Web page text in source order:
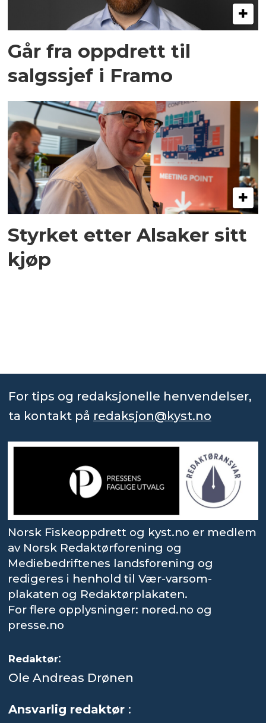
Går fra oppdrett til
salgssjef i Framo
Styrket etter Alsaker sitt
kjøp
For tips og redaksjonelle henvendelser,
ta kontakt på redaksjon@kyst.no
Norsk Fiskeoppdrett og kyst.no er medlem
av Norsk Redaktørforening og
Mediebedriftenes landsforening og
redigeres i henhold til Vær-varsom-
plakaten og Redaktørplakaten.
For flere opplysninger: nored.no og
presse.no
Redaktør:
Ole Andreas Drønen
Ansvarlig redaktør :